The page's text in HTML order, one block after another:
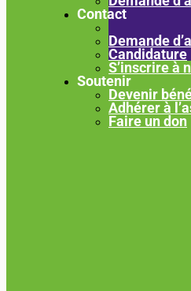
Contact
Demande
Candidature
S’inscrire à
Soutenir
Devenir
Adhérer à
Faire un don